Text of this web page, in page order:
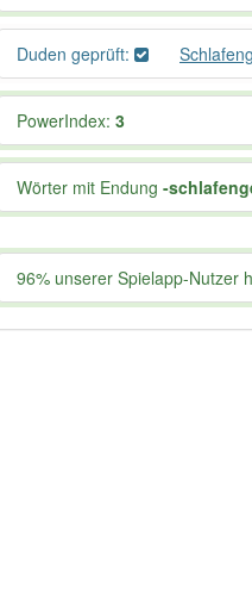
Duden geprüft:
PowerIndex: 3
Wörter mit Endung -
96% unserer Spielapp-Nutzer